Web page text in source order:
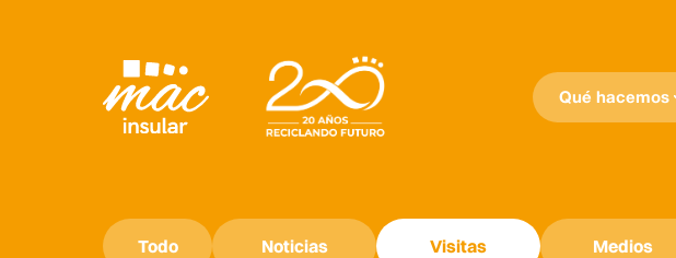
Qué hacemos
Todo Noticias Visitas Medios